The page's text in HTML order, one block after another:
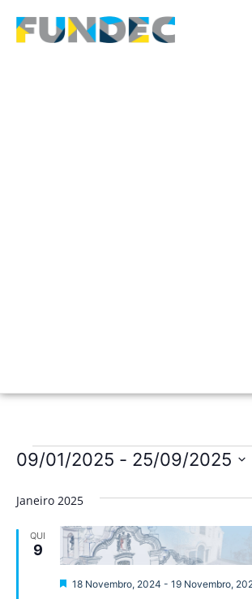
09/01/2025 - 25/09/2025
data.
Janeiro 2025
QUI
9
Destaque
18 Novembro, 2024 - 19 Novembro,